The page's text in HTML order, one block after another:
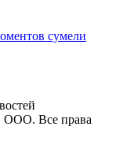
сумели
Все права